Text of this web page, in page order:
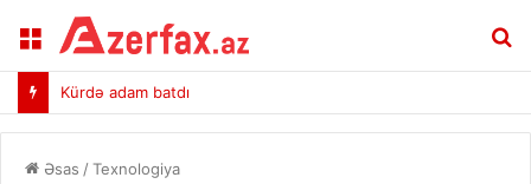
Menu
Kürdə adam batdı
Əsas /Texnologiya